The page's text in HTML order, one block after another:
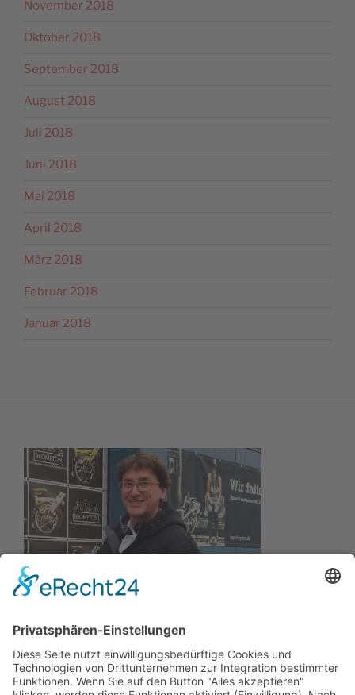
November 2018
Oktober 2018
September 2018
August 2018
Juli 2018
Juni 2018
Mai 2018
April 2018
März 2018
Februar 2018
Januar 2018
Wir wollen Ihr persönlicher Online Camping Spezialist